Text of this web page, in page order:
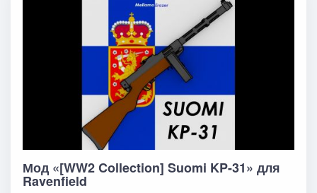
Мод «[WW2 Collection] Suomi KP-31» для
Ravenfield